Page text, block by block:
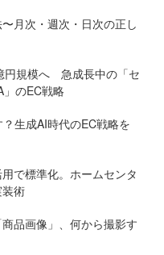
月次・週次・日次の正し
円規模へ 急成長中の「セ
」のEC戦略
生成AI時代のEC戦略を
で標準化。ホームセンタ
術
品画像」、何から撮影す